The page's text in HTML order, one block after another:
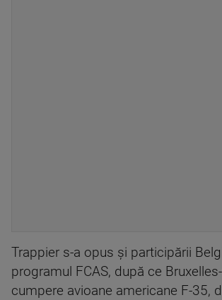
Trappier s-a opus și participării
programul FCAS, după ce
cumpere avioane americane F-35,